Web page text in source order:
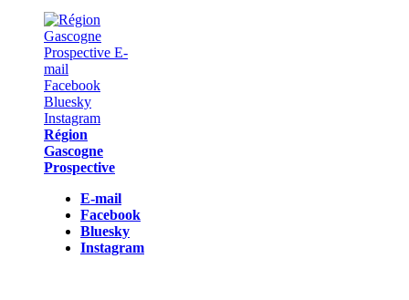
Région
Gascogne
Prospective
E-mail
Facebook
Bluesky
Instagram